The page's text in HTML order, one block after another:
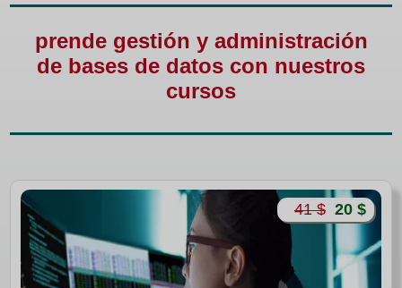
prende gestión y administración
de bases de datos con nuestros
cursos
41 $ 20 $